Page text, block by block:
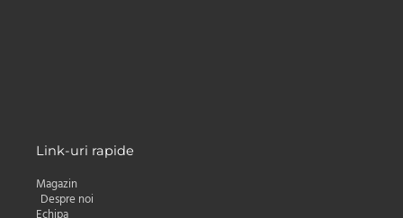
Link-uri rapide
Magazin
Despre noi
Echipa